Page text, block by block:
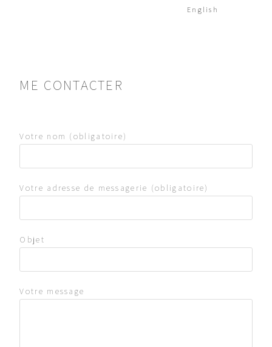
English
ME CONTACTER
Votre nom (obligatoire)
Votre adresse de messagerie (obligatoire)
Objet
Votre message